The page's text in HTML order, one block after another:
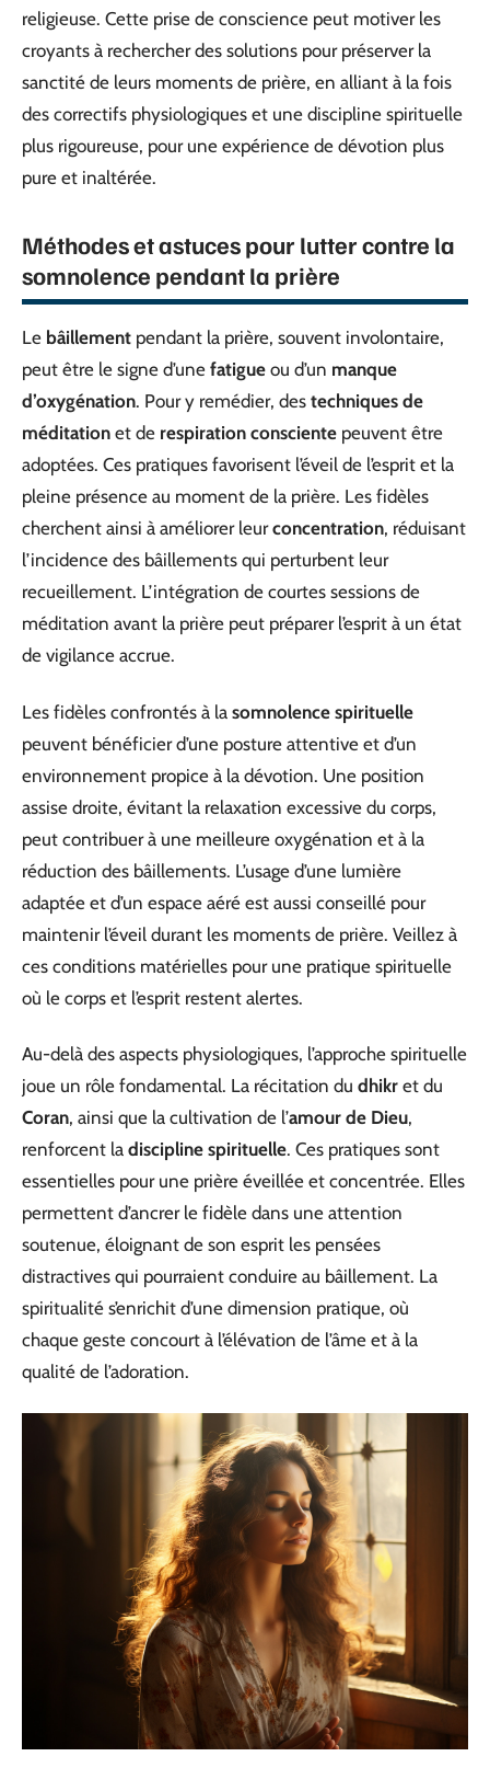
religieuse. Cette prise de conscience peut motiver les
croyants à rechercher des solutions pour préserver la
sanctité de leurs moments de prière, en alliant à la fois
des correctifs physiologiques et une discipline spirituelle
plus rigoureuse, pour une expérience de dévotion plus
pure et inaltérée.
Méthodes et astuces pour lutter contre la
somnolence pendant la prière
Le bâillement pendant la prière, souvent involontaire,
peut être le signe d’une fatigue ou d’un manque
d’oxygénation. Pour y remédier, des techniques de
méditation et de respiration consciente peuvent être
adoptées. Ces pratiques favorisent l’éveil de l’esprit et la
pleine présence au moment de la prière. Les fidèles
cherchent ainsi à améliorer leurconcentration, réduisant
l’incidence des bâillements qui perturbent leur
recueillement. L’intégration de courtes sessions de
méditation avant la prière peut préparer l’esprit à un état
de vigilance accrue.
Les fidèles confrontés à la somnolence spirituelle
peuvent bénéficier d’une posture attentive et d’un
environnement propice à la dévotion. Une position
assise droite, évitant la relaxation excessive du corps,
peut contribuer à une meilleure oxygénation et à la
réduction des bâillements. L’usage d’une lumière
adaptée et d’un espace aéré est aussi conseillé pour
maintenir l’éveil durant les moments de prière. Veillez à
ces conditions matérielles pour une pratique spirituelle
où le corps et l’esprit restent alertes.
Au-delà des aspects physiologiques, l’approche spirituelle
joue un rôle fondamental. La récitation du dhikr et du
Coran, ainsi que la cultivation de l’amour de Dieu,
renforcent la discipline spirituelle. Ces pratiques sont
essentielles pour une prière éveillée et concentrée. Elles
permettent d’ancrer le fidèle dans une attention
soutenue, éloignant de son esprit les pensées
distractives qui pourraient conduire au bâillement. La
spiritualité s’enrichit d’une dimension pratique, où
chaque geste concourt à l’élévation de l’âme et à la
qualité de l’adoration.